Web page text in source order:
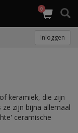
0
Inloggen
keramiek, die zijn
zijn bijna allemaal
ceramische